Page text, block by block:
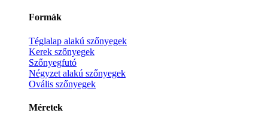
Formák
Téglalap alakú szőnyegek
Kerek szőnyegek
Szőnyegfutó
Négyzet alakú szőnyegek
Ovális szőnyegek
Méretek